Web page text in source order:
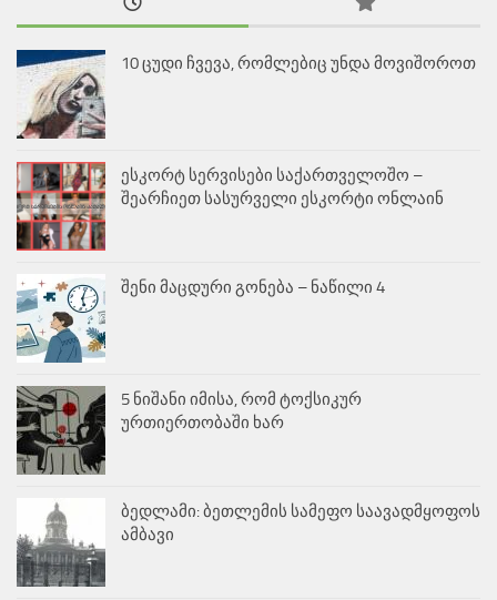
10 ცუდი ჩვევა, რომლებიც უნდა მოვიშოროთ
ესკორტ სერვისები საქართველოშო –
შეარჩიეთ სასურველი ესკორტი ონლაინ
შენი მაცდური გონება – ნაწილი 4
5 ნიშანი იმისა, რომ ტოქსიკურ
ურთიერთობაში ხარ
ბედლამი: ბეთლემის სამეფო საავადმყოფოს
ამბავი